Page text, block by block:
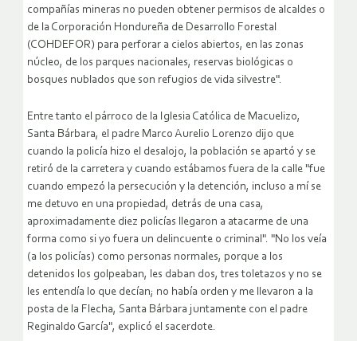
compañías mineras no pueden obtener permisos de alcaldes o
de la Corporación Hondureña de Desarrollo Forestal
(COHDEFOR) para perforar a cielos abiertos, en las zonas
núcleo, de los parques nacionales, reservas biológicas o
bosques nublados que son refugios de vida silvestre".
Entre tanto el párroco de la Iglesia Católica de Macuelizo,
Santa Bárbara, el padre Marco Aurelio Lorenzo dijo que
cuando la policía hizo el desalojo, la población se apartó y se
retiró de la carretera y cuando estábamos fuera de la calle "fue
cuando empezó la persecución y la detención, incluso a mí se
me detuvo en una propiedad, detrás de una casa,
aproximadamente diez policías llegaron a atacarme de una
forma como si yo fuera un delincuente o criminal". "No los veía
(a los policías) como personas normales, porque a los
detenidos los golpeaban, les daban dos, tres toletazos y no se
les entendía lo que decían; no había orden y me llevaron a la
posta de la Flecha, Santa Bárbara juntamente con el padre
Reginaldo García", explicó el sacerdote.